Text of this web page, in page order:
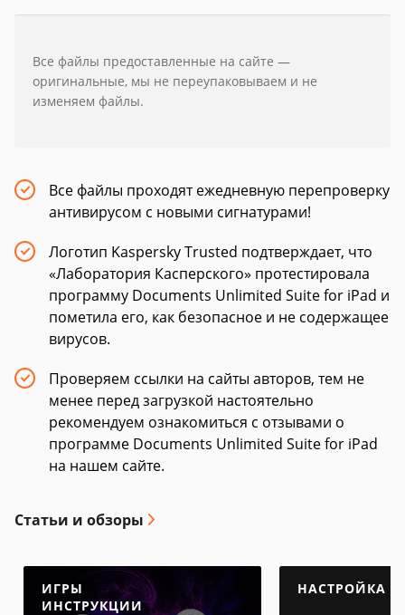
Все файлы предоставленные на сайте —
оригинальные, мы не переупаковываем и не
изменяем файлы.
Все файлы проходят ежедневную перепроверку
антивирусом с новыми сигнатурами!
Логотип Kaspersky Trusted подтверждает, что
«Лаборатория Касперского» протестировала
программу Documents Unlimited Suite for iPad и
пометила его, как безопасное и не содержащее
вирусов.
Проверяем ссылки на сайты авторов, тем не
менее перед загрузкой настоятельно
рекомендуем ознакомиться с отзывами о
программе Documents Unlimited Suite for iPad
на нашем сайте.
Статьи и обзоры
ИГРЫ
ИНСТРУКЦИИ
НАСТРОЙКА